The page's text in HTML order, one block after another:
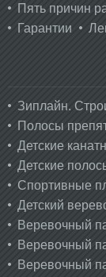
Пять причин
Гарантии
Зиплайн.
Полосы
Детские
Детские
Спортивные
Детский
Веревочный
Веревочный
Веревочный